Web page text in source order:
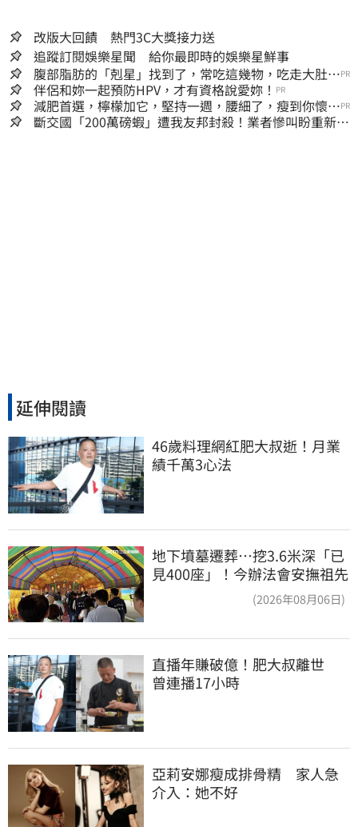
改版大回饋 熱門3C大獎接力送
追蹤訂閱娛樂星聞 給你最即時的娛樂星鮮事
腹部脂肪的「剋星」找到了，常吃這幾物，吃走大肚
囊，瘦出小蠻腰
PR
伴侶和妳一起預防HPV，才有資格說愛妳！ PR
減肥首選，檸檬加它，堅持一週，腰細了，瘦到你懷疑
人生
PR
斷交國「200萬磅蝦」遭我友邦封殺！業者慘叫盼重新開
延伸閱讀
46歲料理網紅肥大叔逝！月業
績千萬3心法
地下墳墓遷葬…挖3.6米深「已
見400座」！今辦法會安撫祖先
(2026年08月06日)
直播年賺破億！肥大叔離世
曾連播17小時
亞莉安娜瘦成排骨精　家人急
介入：她不好